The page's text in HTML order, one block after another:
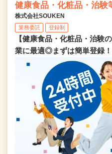
健康食品・化粧品・治験
株式会社SOUKEN
業務委託 登録制
【健康食品・化粧品・治験
業に最適◎まずは簡単登録